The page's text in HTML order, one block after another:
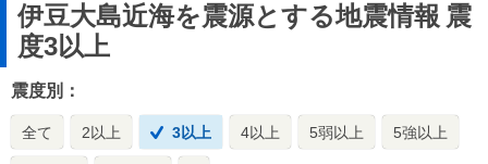
伊豆大島近海を震源とする地震情報 震
度3以上
震度別：
全て 2以上 3以上 4以上 5弱以上 5強以上